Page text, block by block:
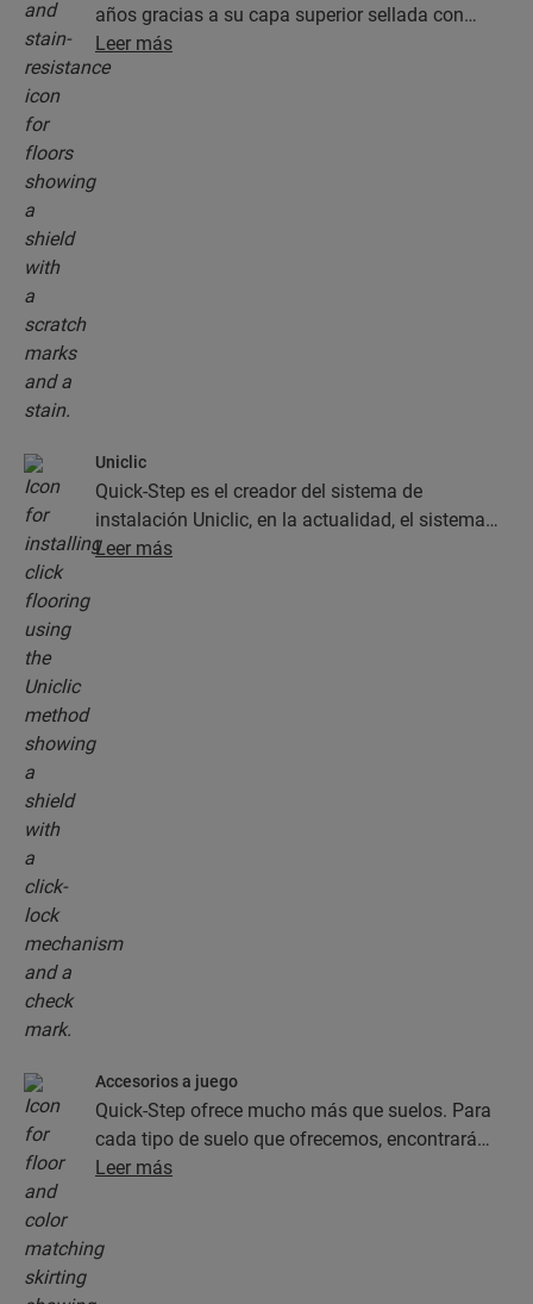
años gracias a su capa superior sellada con
tecnología Stain Guard y Scratch Guard. Esta
capa garantiza una protección superior frente a
Leer más
Uniclic
Quick-Step es el creador del sistema de
instalación Uniclic, en la actualidad, el sistema
estándar de instalación de clic. Use este sistema
Leer más
Accesorios a juego
Quick-Step ofrece mucho más que suelos. Para
cada tipo de suelo que ofrecemos, encontrará
una completa colección de accesorios, como
color del suelo que elija.
Leer más